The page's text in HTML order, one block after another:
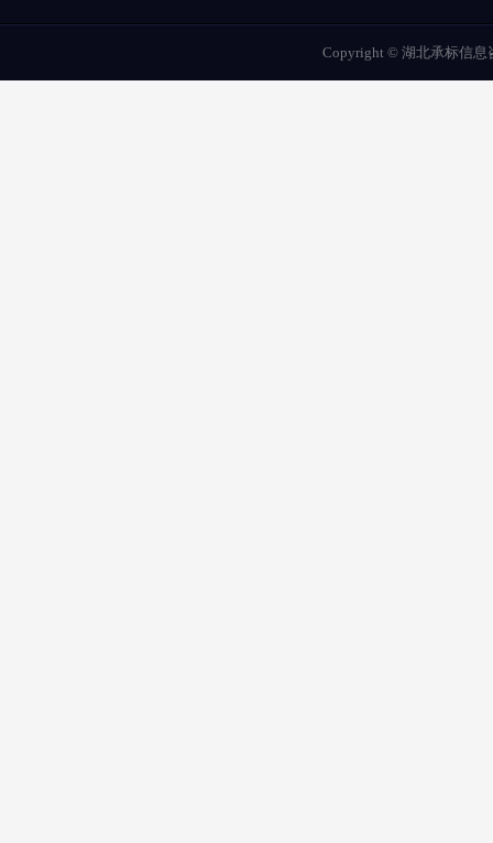
Copyright © 湖北承标信息